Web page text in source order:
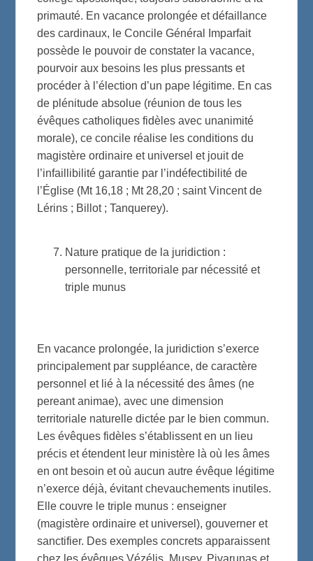
primauté. En vacance prolongée et défaillance
des cardinaux, le Concile Général Imparfait
possède le pouvoir de constater la vacance,
pourvoir aux besoins les plus pressants et
procéder à l’élection d’un pape légitime. En cas
de plénitude absolue (réunion de tous les
évêques catholiques fidèles avec unanimité
morale), ce concile réalise les conditions du
magistère ordinaire et universel et jouit de
l’infaillibilité garantie par l’indéfectibilité de
l’Église (Mt 16,18 ; Mt 28,20 ; saint Vincent de
Lérins ; Billot ; Tanquerey).
Nature pratique de la juridiction :
personnelle, territoriale par nécessité et
triple munus
En vacance prolongée, la juridiction s’exerce
principalement par suppléance, de caractère
personnel et lié à la nécessité des âmes (ne
pereant animae), avec une dimension
territoriale naturelle dictée par le bien commun.
Les évêques fidèles s’établissent en un lieu
précis et étendent leur ministère là où les âmes
en ont besoin et où aucun autre évêque légitime
n’exerce déjà, évitant chevauchements inutiles.
Elle couvre le triple munus : enseigner
(magistère ordinaire et universel), gouverner et
sanctifier. Des exemples concrets apparaissent